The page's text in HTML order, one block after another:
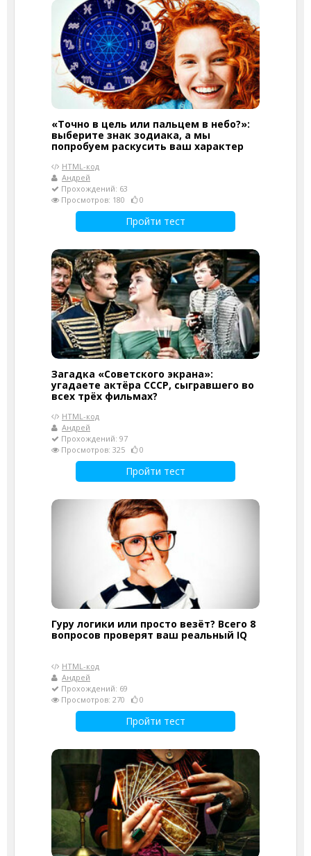
«Точно в цель или пальцем в небо?»:
выберите знак зодиака, а мы
попробуем раскусить ваш характер
HTML-код
Андрей
Прохождений: 63
Просмотров: 180
0
Пройти тест
Загадка «Советского экрана»:
угадаете актёра СССР, сыгравшего во
всех трёх фильмах?
HTML-код
Андрей
Прохождений: 97
Просмотров: 325
0
Пройти тест
Гуру логики или просто везёт? Всего 8
вопросов проверят ваш реальный IQ
HTML-код
Андрей
Прохождений: 69
Просмотров: 270
0
Пройти тест